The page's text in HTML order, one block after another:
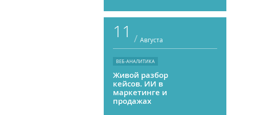
приносить ROMI
выше, чем
мессенджеры
11 / Августа
ВЕБ-АНАЛИТИКА
Живой разбор
кейсов. ИИ в
маркетинге и
продажах